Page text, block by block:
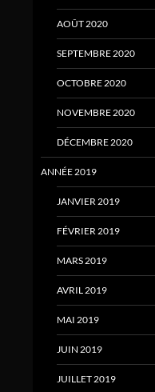
AOÛT 2020
SEPTEMBRE 2020
OCTOBRE 2020
NOVEMBRE 2020
DÉCEMBRE 2020
ANNÉE 2019
JANVIER 2019
FÉVRIER 2019
MARS 2019
AVRIL 2019
MAI 2019
JUIN 2019
JUILLET 2019